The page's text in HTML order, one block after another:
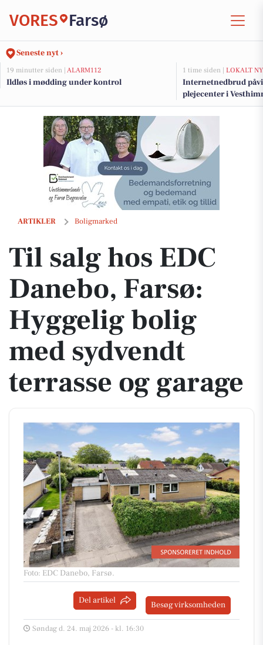
VORES Farsø
Seneste nyt ›
19 minutter siden | ALARM112
Ildløs i mødding under kontrol
1 time siden | LOKALT
Internetnedbrud
plejecenter i
ARTIKLER Boligmarked
Til salg hos EDC Danebo, Farsø: Hyggelig bolig med sydvendt
Til salg hos EDC
Danebo, Farsø:
Hyggelig bolig
med sydvendt
terrasse og garage
Foto: EDC Danebo, Farsø.
Del artikel Besøg virksomheden
Søndag d. 24. maj 2026 - kl. 16:30